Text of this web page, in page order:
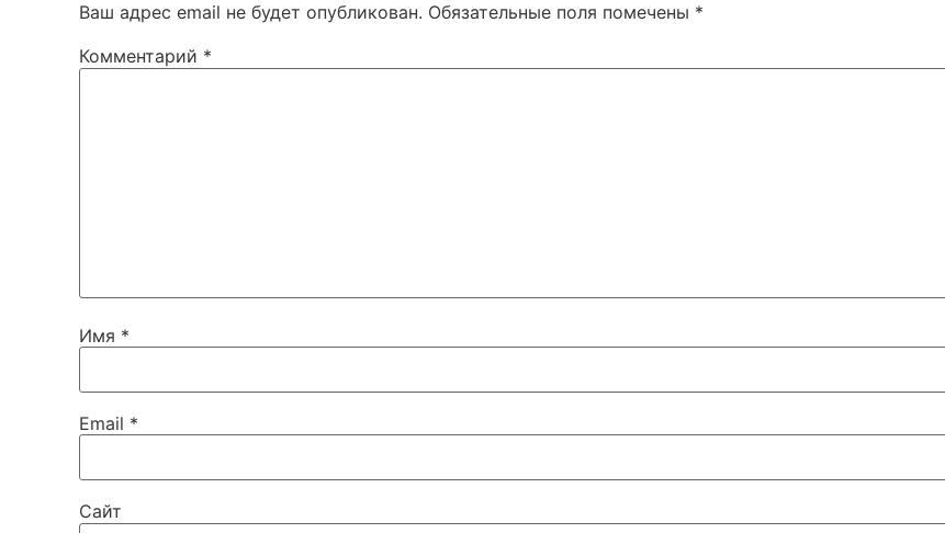
Ваш адрес email не будет опубликован. Обязательные поля помечены *
Комментарий *
Имя *
Email *
Сайт